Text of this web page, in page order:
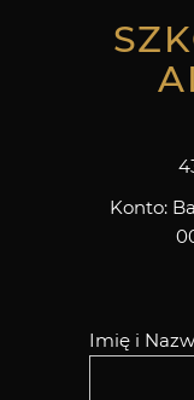
Konto:
Imię i